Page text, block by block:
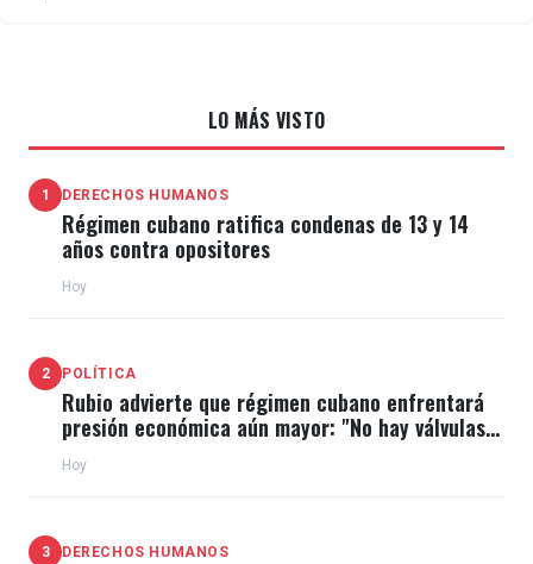
LO MÁS VISTO
1 DERECHOS HUMANOS
Régimen cubano ratifica condenas de 13 y 14
años contra opositores
Hoy
2 POLÍTICA
Rubio advierte que régimen cubano enfrentará
presión económica aún mayor: "No hay válvulas
de escape"
Hoy
3 DERECHOS HUMANOS